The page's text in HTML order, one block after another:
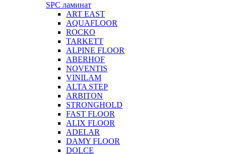
SPC ламинат
ART EAST
AQUAFLOOR
ROCKO
TARKETT
ALPINE FLOOR
ABERHOF
NOVENTIS
VINILAM
ALTA STEP
ARBITON
STRONGHOLD
FAST FLOOR
ALIX FLOOR
ADELAR
DAMY FLOOR
DOLCE